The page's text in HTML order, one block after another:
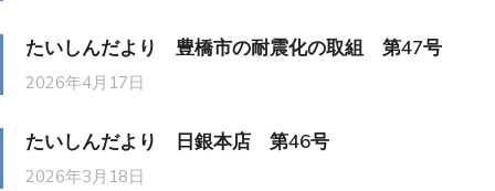
たいしんだより 豊橋市の耐震化の取組 第47号
2026年4月17日
たいしんだより 日銀本店 第46号
2026年3月18日